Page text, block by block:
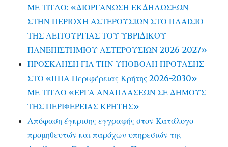
ΜΕ ΤΙΤΛΟ: «ΔΙΟΡΓΑΝΩΣΗ ΕΚΔΗΛΩΣΕΩΝ
ΣΤΗΝ ΠΕΡΙΟΧΗ ΑΣΤΕΡΟΥΣΙΩΝ ΣΤΟ ΠΛΑΙΣΙΟ
ΤΗΣ ΛΕΙΤΟΥΡΓΙΑΣ ΤΟΥ ΥΒΡΙΔΙΚΟΥ
ΠΑΝΕΠΙΣΤΗΜΙΟΥ ΑΣΤΕΡΟΥΣΙΩΝ 2026-2027»
ΠΡΟΣΚΛΗΣΗ ΓΙΑ ΤΗΝ ΥΠΟΒΟΛΗ ΠΡΟΤΑΣΗΣ
ΣΤΟ «ΠΠΑ Περιφέρειας Κρήτης 2026-2030»
ΜΕ ΤΙΤΛΟ «ΕΡΓΑ ΑΝΑΠΛΑΣΕΩΝ ΣΕ ΔΗΜΟΥΣ
ΤΗΣ ΠΕΡΙΦΕΡΕΙΑΣ ΚΡΗΤΗΣ»
Απόφαση έγκρισης εγγραφής στον Κατάλογο
προμηθευτών και παρόχων υπηρεσιών της